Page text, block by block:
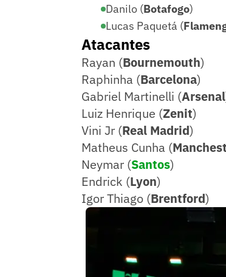
Danilo (Botafogo)
Lucas Paquetá (
Atacantes
Rayan (Bournemouth)
Raphinha (Barcelona)
Gabriel Martinelli (Arsenal
Luiz Henrique (Zenit)
Vini Jr (Real Madrid)
Matheus Cunha (
Neymar (Santos)
Endrick (Lyon)
Igor Thiago (Brentford)